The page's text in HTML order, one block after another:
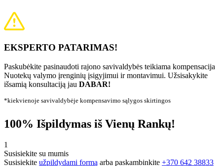
EKSPERTO PATARIMAS!
Paskubėkite pasinaudoti rajono savivaldybės teikiama kompensacija
Nuotekų valymo įrenginių įsigyjimui ir montavimui. Užsisakykite
išsamią konsultaciją jau DABAR!
*kiekvienoje savivaldybėje kompensavimo sąlygos skirtingos
100% Išpildymas iš Vienų Rankų!
1
Susisiekite su mumis
Susisiekite užpildydami formą arba paskambinkite +370 642 38833